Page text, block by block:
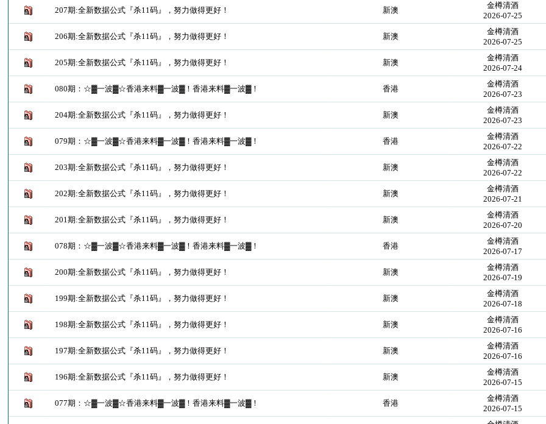
207期:全新数据公式『杀11码』，努力做得更好！ 新澳
金樽清酒
2026-07-25
206期:全新数据公式『杀11码』，努力做得更好！ 新澳
金樽清酒
2026-07-25
205期:全新数据公式『杀11码』，努力做得更好！ 新澳
金樽清酒
2026-07-24
080期：☆▓一波▓☆香港来料▓一波▓！香港来料▓一波▓！ 香港
金樽清酒
2026-07-23
204期:全新数据公式『杀11码』，努力做得更好！ 新澳
金樽清酒
2026-07-23
079期：☆▓一波▓☆香港来料▓一波▓！香港来料▓一波▓！ 香港
金樽清酒
2026-07-22
203期:全新数据公式『杀11码』，努力做得更好！ 新澳
金樽清酒
2026-07-22
202期:全新数据公式『杀11码』，努力做得更好！ 新澳
金樽清酒
2026-07-21
201期:全新数据公式『杀11码』，努力做得更好！ 新澳
金樽清酒
2026-07-20
078期：☆▓一波▓☆香港来料▓一波▓！香港来料▓一波▓！ 香港
金樽清酒
2026-07-17
200期:全新数据公式『杀11码』，努力做得更好！ 新澳
金樽清酒
2026-07-19
199期:全新数据公式『杀11码』，努力做得更好！ 新澳
金樽清酒
2026-07-18
198期:全新数据公式『杀11码』，努力做得更好！ 新澳
金樽清酒
2026-07-16
197期:全新数据公式『杀11码』，努力做得更好！ 新澳
金樽清酒
2026-07-16
196期:全新数据公式『杀11码』，努力做得更好！ 新澳
金樽清酒
2026-07-15
077期：☆▓一波▓☆香港来料▓一波▓！香港来料▓一波▓！ 香港
金樽清酒
2026-07-15